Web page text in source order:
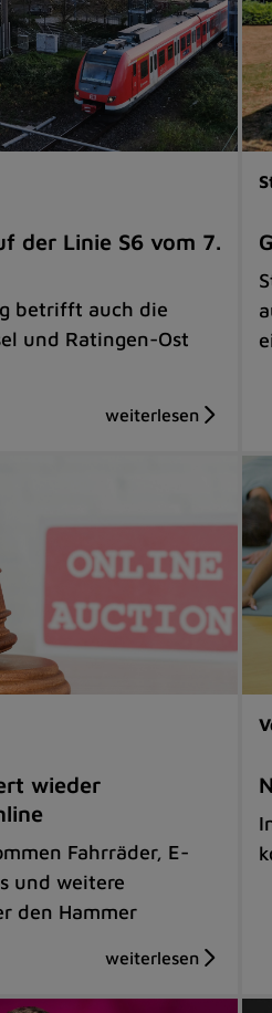
der Linie S6 vom 7.
betrifft auch die
und Ratingen-Ost
wieder
Fahrräder, E-
und weitere
den Hammer